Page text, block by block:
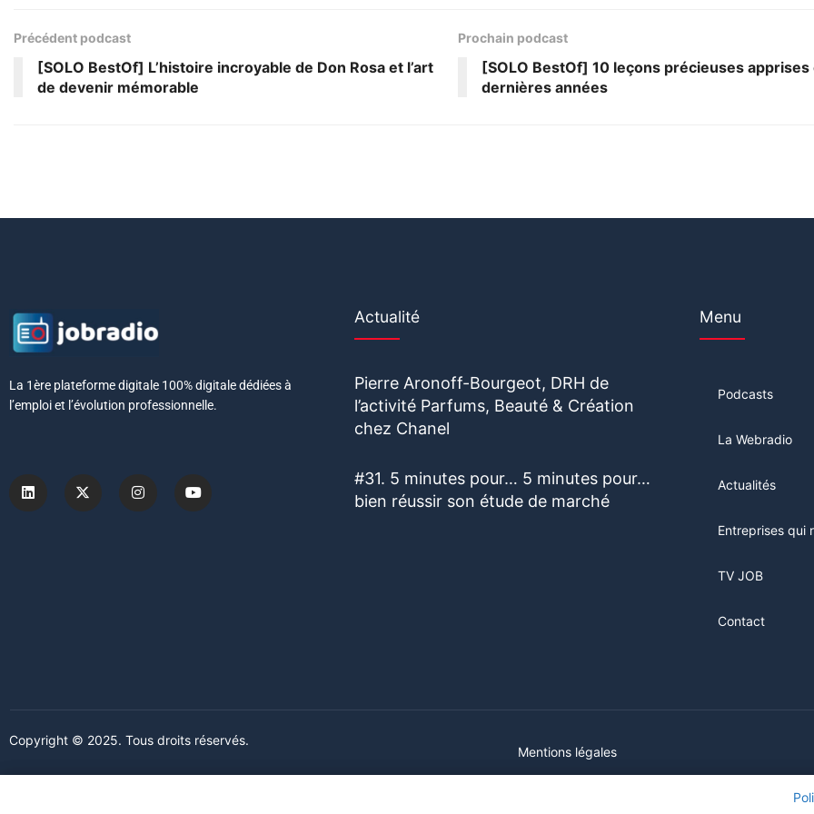
Précédent podcast
[SOLO BestOf] L’histoire incroyable de Don Rosa et l’art
de devenir mémorable
Prochain podcast
[SOLO BestOf] 10 leçons précieuses apprises
dernières années
La 1ère plateforme digitale 100% digitale dédiées à
l’emploi et l’évolution professionnelle.
Actualité
Pierre Aronoff-Bourgeot, DRH de
l’activité Parfums, Beauté & Création
chez Chanel
#31. 5 minutes pour… 5 minutes pour…
bien réussir son étude de marché
Menu
Podcasts
La Webradio
Actualités
Entreprises qui
TV JOB
Contact
Copyright © 2025. Tous droits réservés.
Mentions légales